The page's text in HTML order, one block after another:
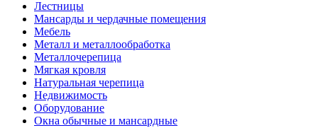
Лестницы
Мансарды и чердачные помещения
Мебель
Металл и металлообработка
Металлочерепица
Мягкая кровля
Натуральная черепица
Недвижимость
Оборудование
Окна обычные и мансардные